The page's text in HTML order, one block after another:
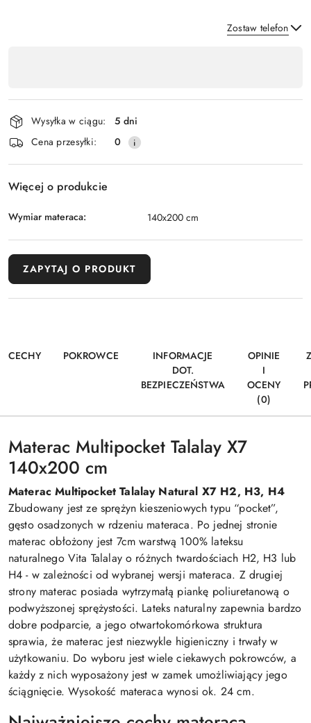
Zostaw telefon
płatność
i
dostawa
Wysyłka w ciągu:
5 dni
Cena przesyłki:
0
Więcej o produkcie
Wymiar materaca: 140x200 cm
ZAPYTAJ O PRODUKT
CECHY POKROWCE
INFORMACJE
DOT.
BEZPIECZEŃSTWA
OPINIE
I
OCENY
(0)
Materac Multipocket Talalay X7
140x200 cm
Materac Multipocket Talalay Natural X7 H2, H3, H4
Zbudowany jest ze sprężyn kieszeniowych typu “pocket”,
gęsto osadzonych w rdzeniu materaca. Po jednej stronie
materac obłożony jest 7cm warstwą 100% lateksu
naturalnego Vita Talalay o różnych twardościach H2, H3 lub
H4 - w zależności od wybranej wersji materaca. Z drugiej
strony materac posiada wytrzymałą piankę poliuretanową o
podwyższonej sprężystości. Lateks naturalny zapewnia bardzo
dobre podparcie, a jego otwartokomórkowa struktura
sprawia, że materac jest niezwykle higieniczny i trwały w
użytkowaniu. Do wyboru jest wiele ciekawych pokrowców, a
każdy z nich wyposażony jest w zamek umożliwiający jego
ściągnięcie. Wysokość materaca wynosi ok. 24 cm.